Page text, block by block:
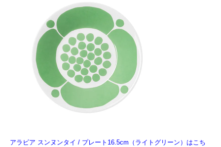
アラビア スンヌンタイ / プレート16.5cm（ライトグリーン）はこち